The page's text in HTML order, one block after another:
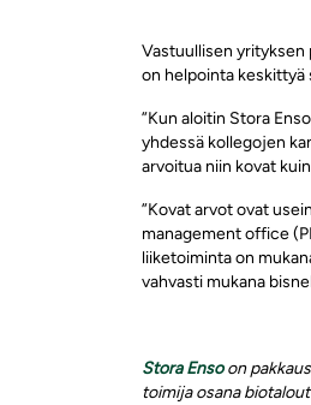
Vastuullisen yrityksen
on helpointa keskittyä
”Kun aloitin Stora
yhdessä kollegojen
arvoitua niin kovat
”Kovat arvot ovat
management office
liiketoiminta on
vahvasti mukana
Stora Ensoon
toimija osana